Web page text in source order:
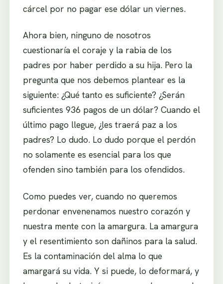
cárcel por no pagar ese dólar un viernes.
Ahora bien, ninguno de nosotros
cuestionaría el coraje y la rabia de los
padres por haber perdido a su hija. Pero la
pregunta que nos debemos plantear es la
siguiente: ¿Qué tanto es suficiente? ¿Serán
suficientes 936 pagos de un dólar? Cuando el
último pago llegue, ¿les traerá paz a los
padres? Lo dudo. Lo dudo porque el perdón
no solamente es esencial para los que
ofenden sino también para los ofendidos.
Como puedes ver, cuando no queremos
perdonar envenenamos nuestro corazón y
nuestra mente con la amargura. La amargura
y el resentimiento son dañinos para la salud.
Es la contaminación del alma lo que
amargará su vida. Y si puede, lo deformará, y